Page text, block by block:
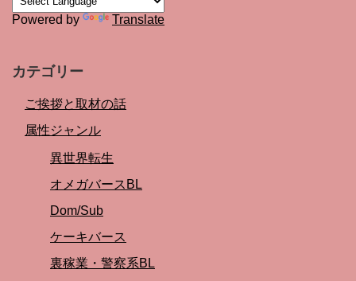
Powered by Translate
カテゴリー
ご挨拶と取材の話
属性ジャンル
異世界転生
オメガバースBL
Dom/Sub
ケーキバース
裏稼業・警察系BL